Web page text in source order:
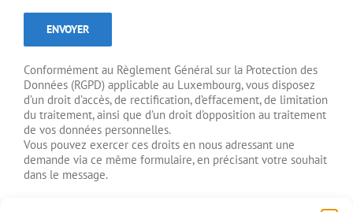
Conformément au Règlement Général sur la Protection des
Données (RGPD) applicable au Luxembourg, vous disposez
d’un droit d’accès, de rectification, d’effacement, de limitation
du traitement, ainsi que d’un droit d’opposition au traitement
de vos données personnelles.
Vous pouvez exercer ces droits en nous adressant une
demande via ce même formulaire, en précisant votre souhait
dans le message.